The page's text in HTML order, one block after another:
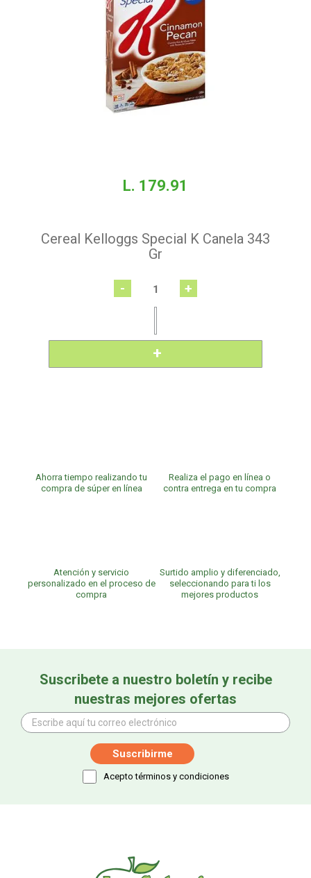
L. 179.91
Cereal Kelloggs Special K Canela 343
Gr
- +
Ahorra tiempo realizando tu
compra de súper en línea
Realiza el pago en línea o
contra entrega en tu compra
Atención y servicio
personalizado en el proceso de
compra
Surtido amplio y diferenciado,
seleccionando para ti los
mejores productos
Suscribete a nuestro boletín y recibe
nuestras mejores ofertas
Acepto términos y condiciones